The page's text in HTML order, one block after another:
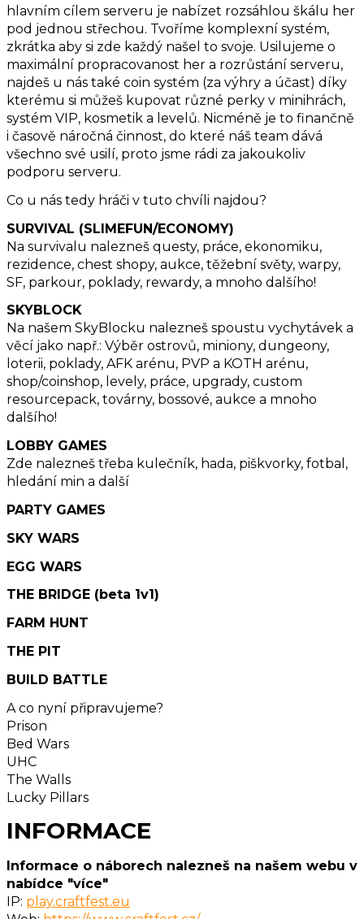
hlavním cílem serveru je nabízet rozsáhlou škálu her
pod jednou střechou. Tvoříme komplexní systém,
zkrátka aby si zde každý našel to svoje. Usilujeme o
maximální propracovanost her a rozrůstání serveru,
najdeš u nás také coin systém (za výhry a účast) díky
kterému si můžeš kupovat různé perky v minihrách,
systém VIP, kosmetik a levelů. Nicméně je to finančně
i časově náročná činnost, do které náš team dává
všechno své usilí, proto jsme rádi za jakoukoliv
podporu serveru.
Co u nás tedy hráči v tuto chvíli najdou?
SURVIVAL (SLIMEFUN/ECONOMY)
Na survivalu nalezneš questy, práce, ekonomiku,
rezidence, chest shopy, aukce, těžební světy, warpy,
SF, parkour, poklady, rewardy, a mnoho dalšího!
SKYBLOCK
Na našem SkyBlocku nalezneš spoustu vychytávek a
věcí jako např.: Výběr ostrovů, miniony, dungeony,
loterii, poklady, AFK arénu, PVP a KOTH arénu,
shop/coinshop, levely, práce, upgrady, custom
resourcepack, továrny, bossové, aukce a mnoho
dalšího!
LOBBY GAMES
Zde nalezneš třeba kulečník, hada, piškvorky, fotbal,
hledání min a další
PARTY GAMES
SKY WARS
EGG WARS
THE BRIDGE (beta 1v1)
FARM HUNT
THE PIT
BUILD BATTLE
A co nyní připravujeme?
Prison
Bed Wars
UHC
The Walls
Lucky Pillars
INFORMACE
Informace o náborech nalezneš na našem webu v
nabídce "více"
IP: play.craftfest.eu